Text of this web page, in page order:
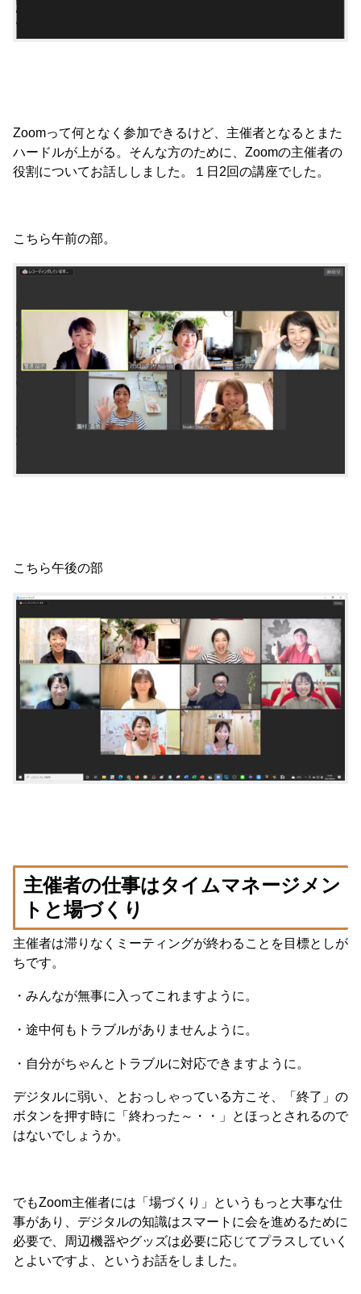
Zoomって何となく参加できるけど、主催者となるとまた
ハードルが上がる。そんな方のために、Zoomの主催者の
役割についてお話ししました。１日2回の講座でした。
こちら午前の部。
こちら午後の部
主催者の仕事はタイムマネージメン
トと場づくり
主催者は滞りなくミーティングが終わることを目標としが
ちです。
・みんなが無事に入ってこれますように。
・途中何もトラブルがありませんように。
・自分がちゃんとトラブルに対応できますように。
デジタルに弱い、とおっしゃっている方こそ、「終了」の
ボタンを押す時に「終わった～・・」とほっとされるので
はないでしょうか。
でもZoom主催者には「場づくり」というもっと大事な仕
事があり、デジタルの知識はスマートに会を進めるために
必要で、周辺機器やグッズは必要に応じてプラスしていく
とよいですよ、というお話をしました。